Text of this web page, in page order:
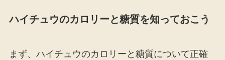
ハイチュウのカロリーと糖質を知っておこう
まず、ハイチュウのカロリーと糖質について正確